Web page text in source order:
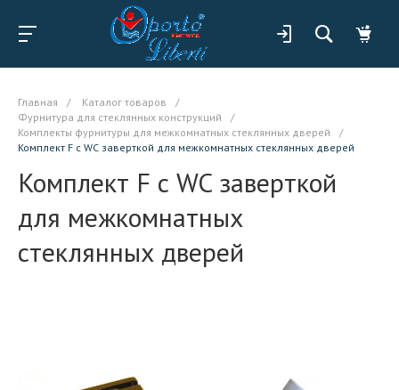
Главная / Каталог товаров
/
Фурнитура для стеклянных конструкций
/
Комплекты фурнитуры для межкомнатных стеклянных дверей
/
Комплект F с WC заверткой для межкомнатных стеклянных дверей
Комплект F с WC заверткой
для межкомнатных
стеклянных дверей